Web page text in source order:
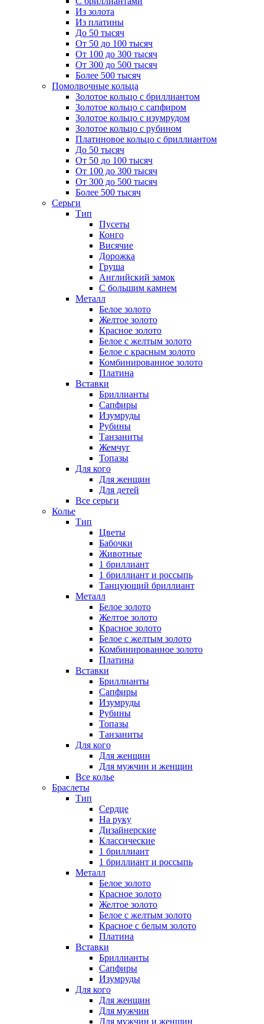
Из золота
Из платины
До 50 тысяч
От 50 до 100 тысяч
От 100 до 300 тысяч
От 300 до 500 тысяч
Более 500 тысяч
Помолвочные кольца
Золотое кольцо с бриллиантом
Золотое кольцо с сапфиром
Золотое кольцо с изумрудом
Золотое кольцо с рубином
Платиновое кольцо с бриллиантом
До 50 тысяч
От 50 до 100 тысяч
От 100 до 300 тысяч
От 300 до 500 тысяч
Более 500 тысяч
Серьги
Тип
Пусеты
Конго
Висячие
Дорожка
Груша
Английский замок
С большим камнем
Металл
Белое золото
Желтое золото
Красное золото
Белое с желтым золото
Белое с красным золото
Комбинированное золото
Платина
Вставки
Бриллианты
Сапфиры
Изумруды
Рубины
Танзаниты
Жемчуг
Топазы
Для кого
Для женщин
Для детей
Все серьги
Колье
Тип
Цветы
Бабочки
Животные
1 бриллиант
1 бриллиант и россыпь
Танцующий бриллиант
Металл
Белое золото
Желтое золото
Красное золото
Белое с желтым золото
Комбинированное золото
Платина
Вставки
Бриллианты
Сапфиры
Изумруды
Рубины
Топазы
Танзаниты
Для кого
Для женщин
Для мужчин и женщин
Все колье
Браслеты
Тип
Сердце
На руку
Дизайнерские
Классические
1 бриллиант
1 бриллиант и россыпь
Металл
Белое золото
Красное золото
Желтое золото
Белое с желтым золото
Красное с белым золото
Платина
Вставки
Бриллианты
Сапфиры
Изумруды
Для кого
Для женщин
Для мужчин
Для мужчин и женщин